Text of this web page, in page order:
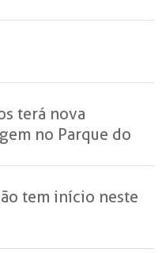
terá nova
no Parque do
tem início neste